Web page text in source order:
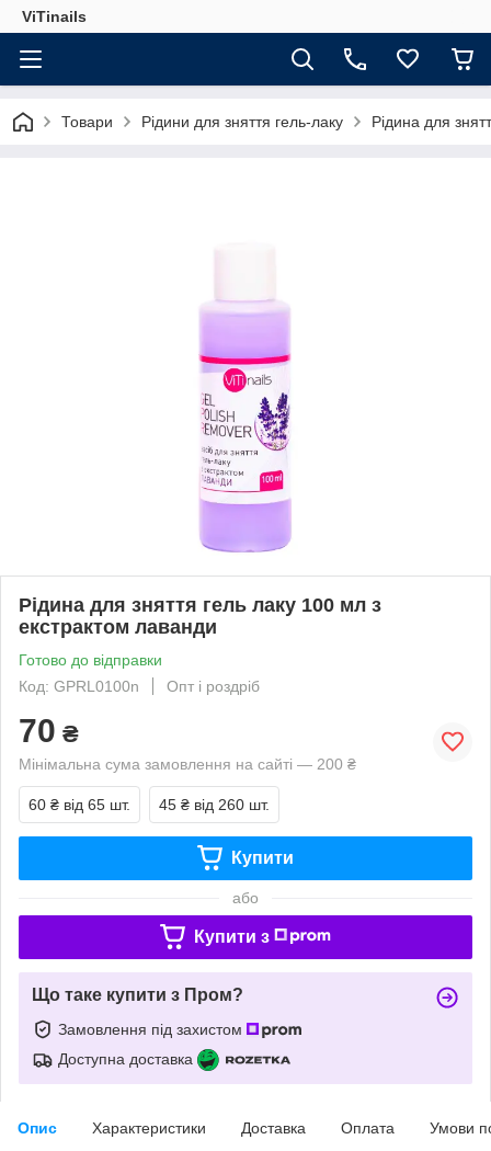
ViTinails
Товари Рідини для зняття гель-лаку Рідина для
Рідина для зняття гель лаку 100 мл з
екстрактом лаванди
Готово до відправки
Код: GPRL0100n
Опт і роздріб
70 ₴
Мінімальна сума замовлення на сайті — 200 ₴
60 ₴ від 65 шт. 45 ₴ від 260 шт.
Купити
або
Купити з
Що таке купити з Пром?
Замовлення під захистом
Доступна доставка
Опис Характеристики Доставка Оплата Умови